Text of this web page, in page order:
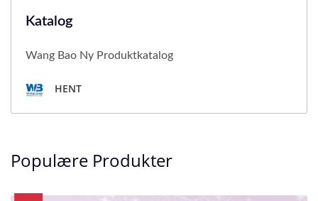
Katalog
Wang Bao Ny Produktkatalog
HENT
Populære Produkter